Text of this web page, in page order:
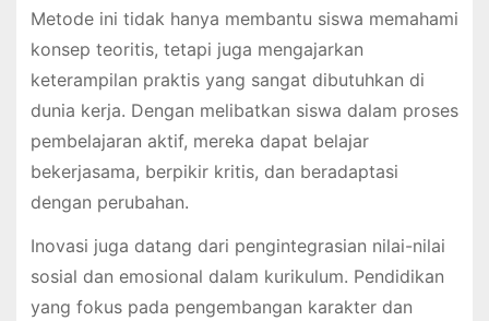
Metode ini tidak hanya membantu siswa memahami
konsep teoritis, tetapi juga mengajarkan
keterampilan praktis yang sangat dibutuhkan di
dunia kerja. Dengan melibatkan siswa dalam proses
pembelajaran aktif, mereka dapat belajar
bekerjasama, berpikir kritis, dan beradaptasi
dengan perubahan.
Inovasi juga datang dari pengintegrasian nilai-nilai
sosial dan emosional dalam kurikulum. Pendidikan
yang fokus pada pengembangan karakter dan